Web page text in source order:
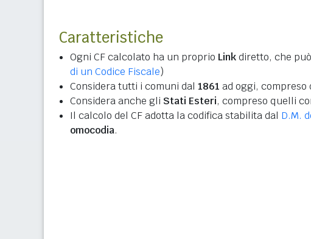
Caratteristiche
Ogni CF calcolato ha un proprio Linkdiretto, che
di un Codice Fiscale)
Considera tutti i comuni dal 1861 ad oggi,
Considera anche gli Stati Esteri, compreso quelli
Il calcolo del CF adotta la codifica stabilita dal D.M.
omocodia.